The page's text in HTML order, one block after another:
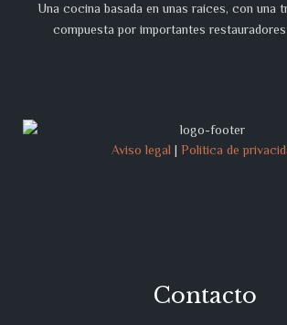
Una cocina basada en unas raíces, con una
compuesta por importantes
Aviso legal | Política de
Contacto